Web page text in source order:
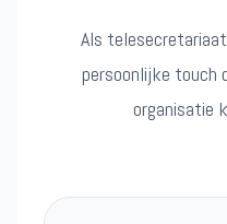
Als
persoonlijke touch
organisatie